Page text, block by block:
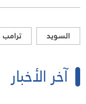
السويد ترامب
آخر الأخبار